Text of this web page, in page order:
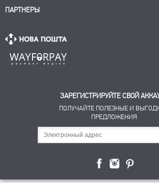
ПАРТНЕРЫ
ЗАРЕГИСТРИРУЙТЕ СВОЙ
ПОЛУЧАЙТЕ ПОЛЕЗНЫЕ И
ПРЕДЛОЖЕНИЯ